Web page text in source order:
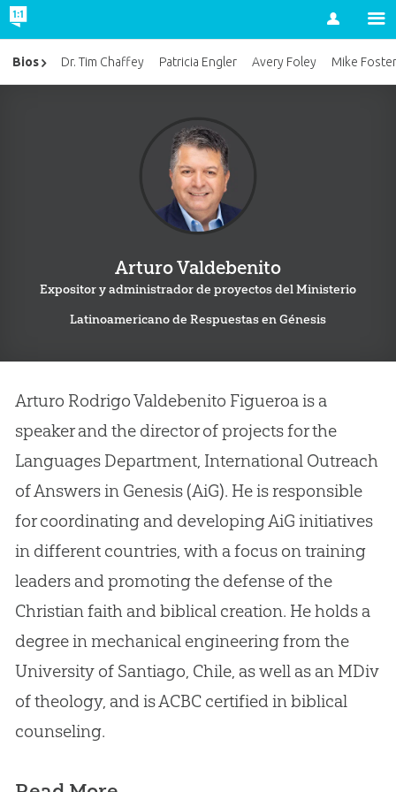
Account
Arturo Valdebenito
Expositor y administrador de proyectos del Ministerio
Latinoamericano de Respuestas en Génesis
Arturo Rodrigo Valdebenito Figueroa is a
speaker and the director of projects for the
Languages Department, International Outreach
of Answers in Genesis (AiG). He is responsible
for coordinating and developing AiG initiatives
in different countries, with a focus on training
leaders and promoting the defense of the
Christian faith and biblical creation. He holds a
degree in mechanical engineering from the
University of Santiago, Chile, as well as an MDiv
of theology, and is ACBC certified in biblical
counseling.
Bios Dr. Tim Chaffey Patricia Engler Avery Foley Mike